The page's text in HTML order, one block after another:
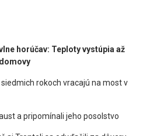
horúčav: Teploty vystúpia až
rokoch vracajú na most v
a pripomínali jeho posolstvo